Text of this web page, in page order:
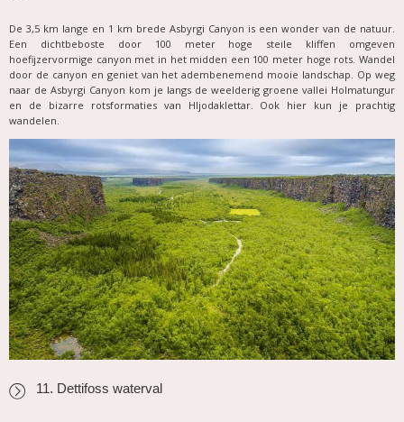
De 3,5 km lange en 1 km brede Asbyrgi Canyon is een wonder van de natuur.
Een dichtbeboste door 100 meter hoge steile kliffen omgeven
hoefijzervormige canyon met in het midden een 100 meter hoge rots. Wandel
door de canyon en geniet van het adembenemend mooie landschap. Op weg
naar de Asbyrgi Canyon kom je langs de weelderig groene vallei Holmatungur
en de bizarre rotsformaties van Hljodaklettar. Ook hier kun je prachtig
wandelen.
11. Dettifoss waterval